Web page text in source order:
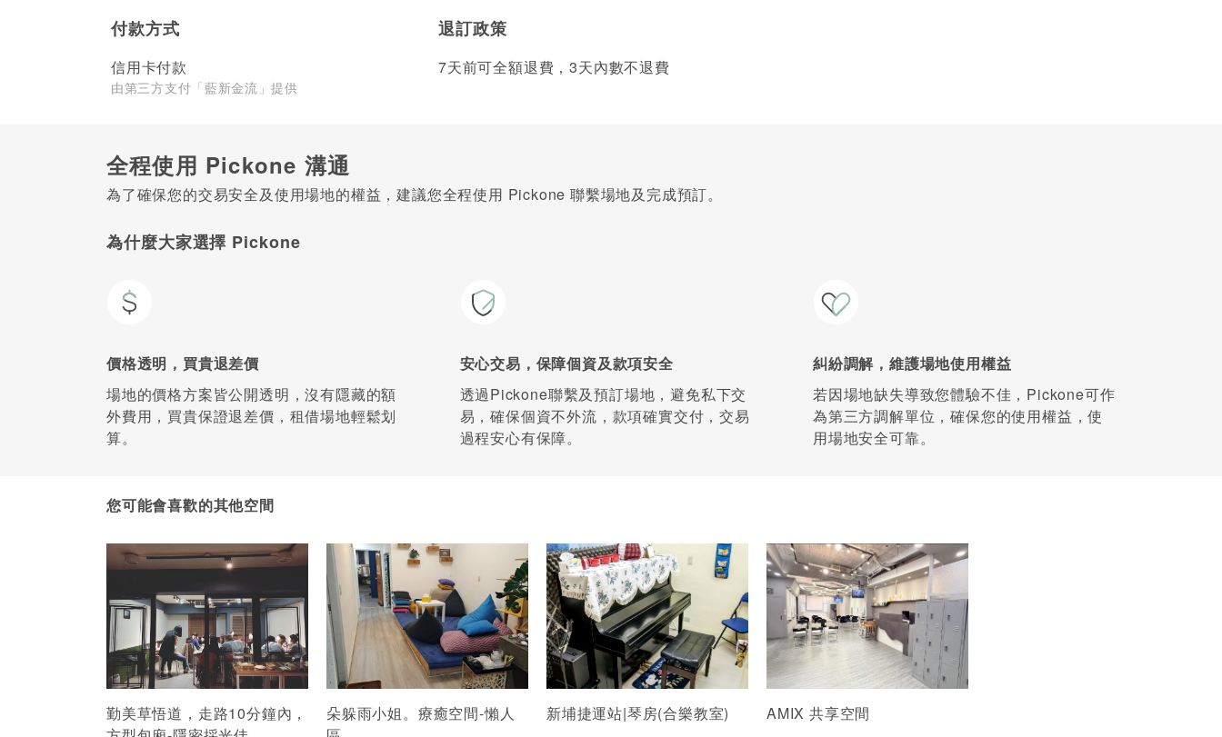
付款方式
信用卡付款
由第三方支付「藍新金流」提供
退訂政策
7天前可全額退費，3天內數不退費
全程使用 Pickone 溝通
為了確保您的交易安全及使用場地的權益，建議您全程使用 Pickone 聯繫場地及完成預訂。
為什麼大家選擇 Pickone
價格透明，買貴退差價
場地的價格方案皆公開透明，沒有隱藏的額
外費用，買貴保證退差價，租借場地輕鬆划
算。
安心交易，保障個資及款項安全
透過Pickone聯繫及預訂場地，避免私下交
易，確保個資不外流，款項確實交付，交易
過程安心有保障。
糾紛調解，維護場地使用權益
若因場地缺失導致您體驗不佳，Pickone可作
為第三方調解單位，確保您的使用權益，使
用場地安全可靠。
您可能會喜歡的其他空間
勤美草悟道，走路10分鐘內，
朵躲雨小姐。療癒空間-懶人
新埔捷運站|琴房(合樂教室) AMIX 共享空間